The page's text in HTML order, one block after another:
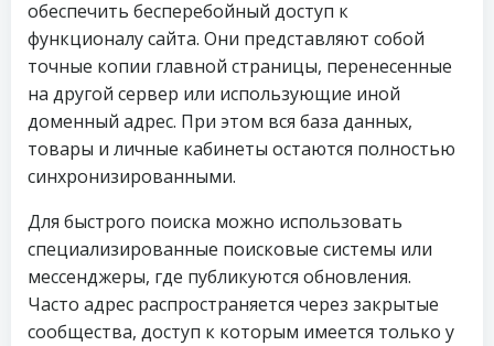
обеспечить бесперебойный доступ к
функционалу сайта. Они представляют собой
точные копии главной страницы, перенесенные
на другой сервер или использующие иной
доменный адрес. При этом вся база данных,
товары и личные кабинеты остаются полностью
синхронизированными.
Для быстрого поиска можно использовать
специализированные поисковые системы или
мессенджеры, где публикуются обновления.
Часто адрес распространяется через закрытые
сообщества, доступ к которым имеется только у